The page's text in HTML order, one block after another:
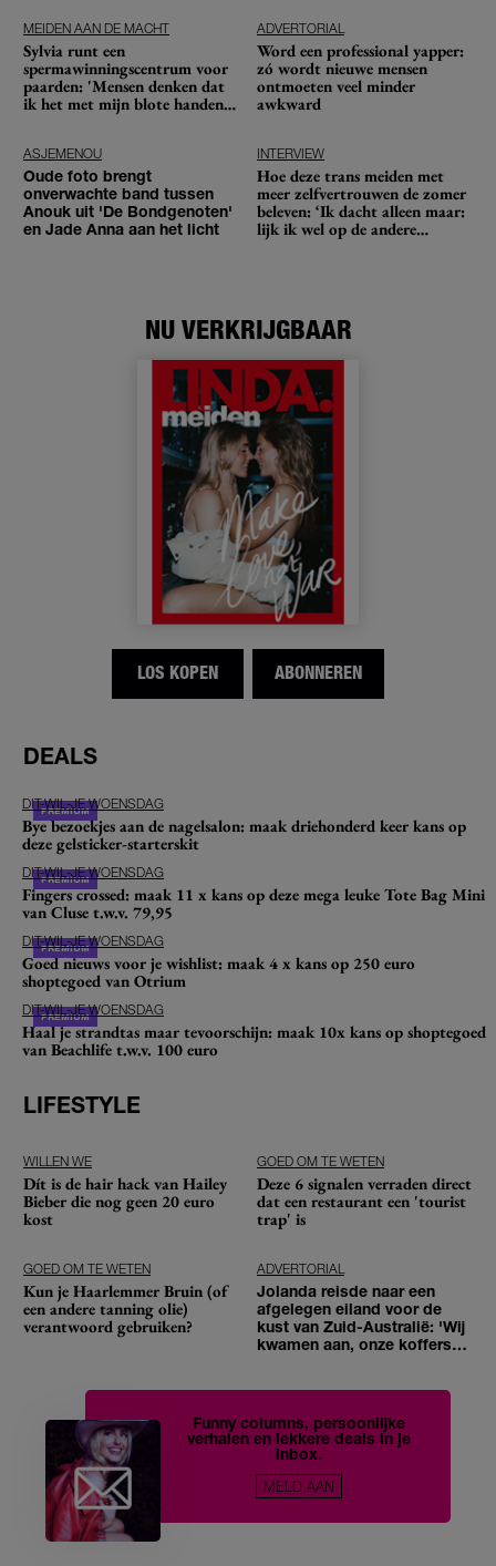
MEIDEN AAN DE MACHT
Sylvia runt een
spermawinningscentrum voor
paarden: 'Mensen denken dat
ik het met mijn blote handen
ADVERTORIAL
Word een professional yapper:
zó wordt nieuwe mensen
ontmoeten veel minder
awkward
ASJEMENOU
Oude foto brengt
onverwachte band tussen
Anouk uit 'De Bondgenoten'
en Jade Anna aan het licht
INTERVIEW
Hoe deze trans meiden met
meer zelfvertrouwen de zomer
beleven: ‘Ik dacht alleen maar:
lijk ik wel op de andere
meiden?’
NU VERKRIJGBAAR
LOS KOPEN ABONNEREN
DEALS
DIT-WIL-JE WOENSDAG
Bye bezoekjes aan de nagelsalon: maak driehonderd keer kans op
deze gelsticker-starterskit
DIT-WIL-JE WOENSDAG
Fingers crossed: maak 11 x kans op deze mega leuke Tote Bag Mini
van Cluse t.w.v. 79,95
DIT-WIL-JE WOENSDAG
Goed nieuws voor je wishlist: maak 4 x kans op 250 euro
shoptegoed van Otrium
DIT-WIL-JE WOENSDAG
Haal je strandtas maar tevoorschijn: maak 10x kans op shoptegoed
van Beachlife t.w.v. 100 euro
LIFESTYLE
WILLEN WE
Dít is de hair hack van Hailey
Bieber die nog geen 20 euro
kost
GOED OM TE WETEN
Deze 6 signalen verraden direct
dat een restaurant een 'tourist
trap' is
GOED OM TE WETEN
Kun je Haarlemmer Bruin (of
een andere tanning olie)
verantwoord gebruiken?
ADVERTORIAL
Jolanda reisde naar een
afgelegen eiland voor de
kust van Zuid-Australië: 'Wij
kwamen aan, onze koffers
Funny columns, persoonlijke
verhalen en lekkere deals in je
inbox.
MELD AAN